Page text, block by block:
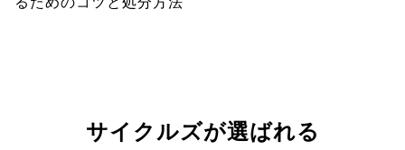
サイクルズが選ばれる